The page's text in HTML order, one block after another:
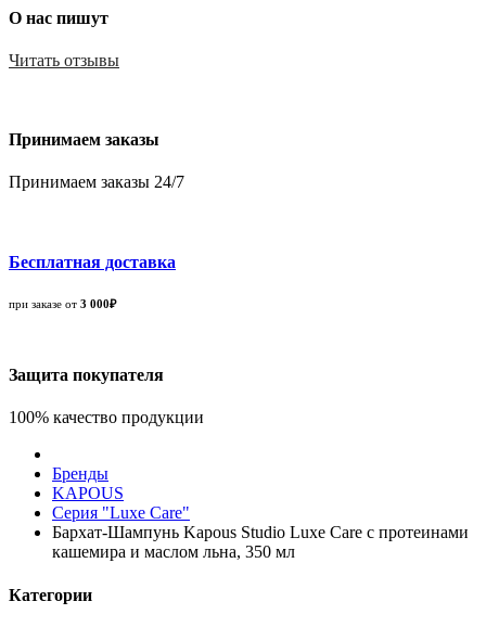
О нас пишут
Читать отзывы
Принимаем заказы
Принимаем заказы 24/7
Бесплатная доставка
при заказе от 3 000₽
Защита покупателя
100% качество продукции
Бренды
KAPOUS
Серия "Luxe Care"
Бархат-Шампунь Kapous Studio Luxe Care с протеинами
кашемира и маслом льна, 350 мл
Категории